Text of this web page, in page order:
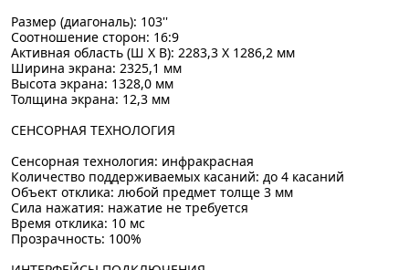
Размер (диагональ): 103''
Соотношение сторон: 16:9
Активная область (Ш X В): 2283,3 X 1286,2 мм
Ширина экрана: 2325,1 мм
Высота экрана: 1328,0 мм
Толщина экрана: 12,3 мм
СЕНСОРНАЯ ТЕХНОЛОГИЯ
Сенсорная технология: инфракрасная
Количество поддерживаемых касаний: до 4 касаний
Объект отклика: любой предмет толще 3 мм
Сила нажатия: нажатие не требуется
Время отклика: 10 мс
Прозрачность: 100%